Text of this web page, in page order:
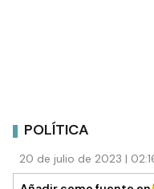
POLÍTICA
20 de julio de 2023 |